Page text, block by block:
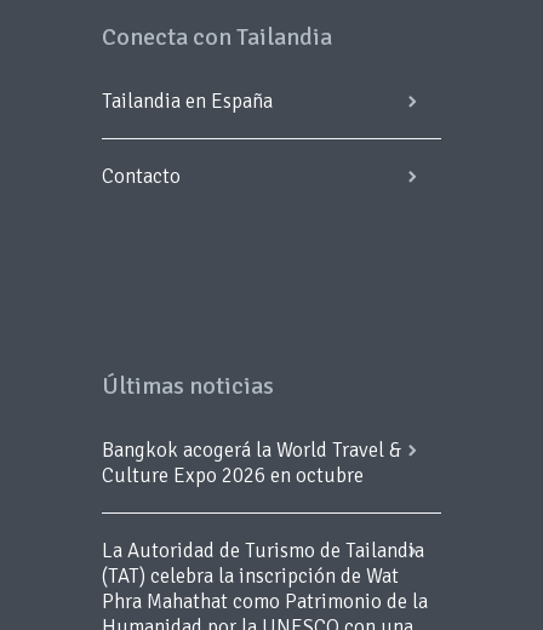
Conecta con Tailandia
Tailandia en España
Contacto
Últimas noticias
Bangkok acogerá la World Travel &
Culture Expo 2026 en octubre
La Autoridad de Turismo de Tailandia
(TAT) celebra la inscripción de Wat
Phra Mahathat como Patrimonio de la